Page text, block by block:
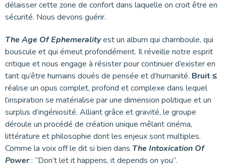
délaisser cette zone de confort dans laquelle on croit être en
sécurité. Nous devons guérir.
The Age Of Ephemeralityest un album qui chamboule, qui
bouscule et qui émeut profondément. Il réveille notre esprit
critique et nous engage à résister pour continuer d’exister en
tant qu’être humains doués de pensée et d’humanité. Bruit ≤
réalise un opus complet, profond et complexe dans lequel
l’inspiration se matérialise par une dimension politique et un
surplus d’ingéniosité. Alliant grâce et gravité, le groupe
déroule un procédé de création unique mêlant cinéma,
littérature et philosophie dont les enjeux sont multiples.
Comme la voix off le dit si bien dans The Intoxication Of
Power: “Don’t let it happens, it depends on you”.